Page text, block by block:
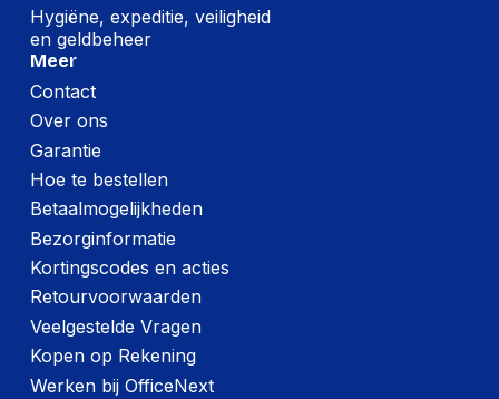
Hygiëne, expeditie, veiligheid
en geldbeheer
Meer
Contact
Over ons
Garantie
Hoe te bestellen
Betaalmogelijkheden
Bezorginformatie
Kortingscodes en acties
Retourvoorwaarden
Veelgestelde Vragen
Kopen op Rekening
Werken bij OfficeNext